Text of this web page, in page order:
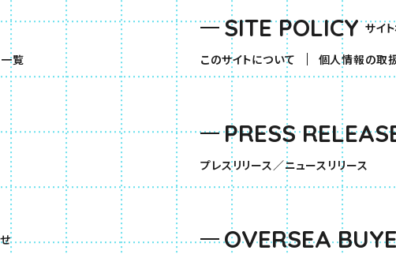
覧（別ウィンドウで開きます）
）
SITE POLICY サイ
このサイトについて
個人情報の取
PRESS
プレスリリース／ニュースリリース
OVERSEA